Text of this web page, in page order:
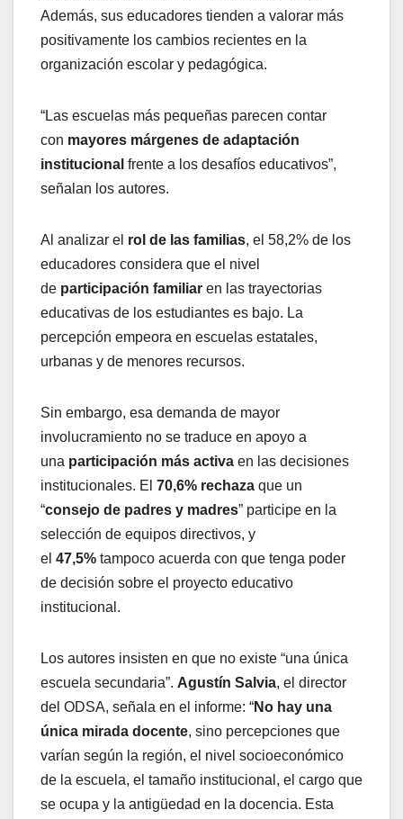
Además, sus educadores tienden a valorar más
positivamente los cambios recientes en la
organización escolar y pedagógica.
“Las escuelas más pequeñas parecen contar
con mayores márgenes de adaptación
institucional frente a los desafíos educativos”,
señalan los autores.
Al analizar el rol de las familias, el 58,2% de los
educadores considera que el nivel
de participación familiar en las trayectorias
educativas de los estudiantes es bajo. La
percepción empeora en escuelas estatales,
urbanas y de menores recursos.
Sin embargo, esa demanda de mayor
involucramiento no se traduce en apoyo a
una participación más activa en las decisiones
institucionales. El 70,6% rechaza que un
“consejo de padres y madres” participe en la
selección de equipos directivos, y
el 47,5% tampoco acuerda con que tenga poder
de decisión sobre el proyecto educativo
institucional.
Los autores insisten en que no existe “una única
escuela secundaria”. Agustín Salvia, el director
del ODSA, señala en el informe: “No hay una
única mirada docente, sino percepciones que
varían según la región, el nivel socioeconómico
de la escuela, el tamaño institucional, el cargo que
se ocupa y la antigüedad en la docencia. Esta